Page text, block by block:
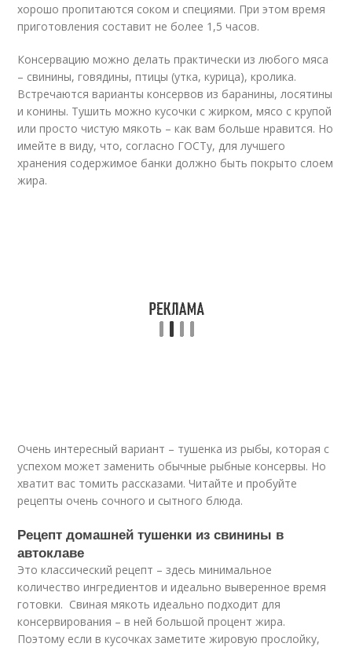
хорошо пропитаются соком и специями. При этом время
приготовления составит не более 1,5 часов.
Консервацию можно делать практически из любого мяса
– свинины, говядины, птицы (утка, курица), кролика.
Встречаются варианты консервов из баранины, лосятины
и конины. Тушить можно кусочки с жирком, мясо с крупой
или просто чистую мякоть – как вам больше нравится. Но
имейте в виду, что, согласно ГОСТу, для лучшего
хранения содержимое банки должно быть покрыто слоем
жира.
Очень интересный вариант – тушенка из рыбы, которая с
успехом может заменить обычные рыбные консервы. Но
хватит вас томить рассказами. Читайте и пробуйте
рецепты очень сочного и сытного блюда.
Рецепт домашней тушенки из свинины в
автоклаве
Это классический рецепт – здесь минимальное
количество ингредиентов и идеально выверенное время
готовки. Свиная мякоть идеально подходит для
консервирования – в ней большой процент жира.
Поэтому если в кусочках заметите жировую прослойку,